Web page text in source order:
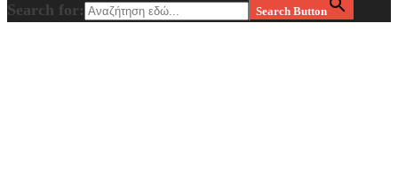
Search for: Search Button